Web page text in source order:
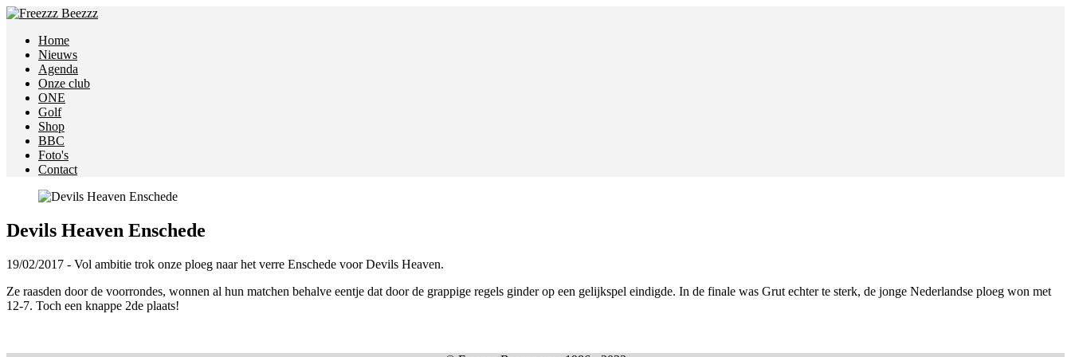
Home
Nieuws
Agenda
Onze club
ONE
Golf
Shop
BBC
Foto's
Contact
Devils Heaven Enschede
19/02/2017 - Vol ambitie trok onze ploeg naar het verre Enschede voor Devils Heaven.
Ze raasden door de voorrondes, wonnen al hun matchen behalve eentje dat door de grappige regels ginder op een gelijkspel eindigde. In de finale was Grut echter te sterk, de jonge Nederlandse ploeg won met
12-7. Toch een knappe 2de plaats!